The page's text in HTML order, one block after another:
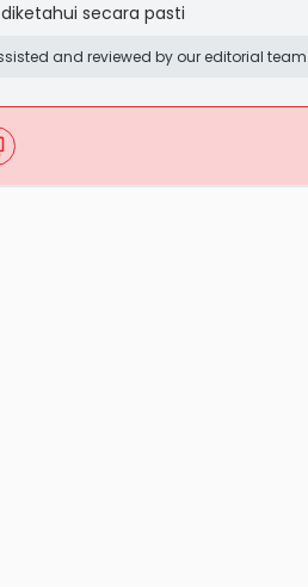
secara pasti
and reviewed by our editorial team.